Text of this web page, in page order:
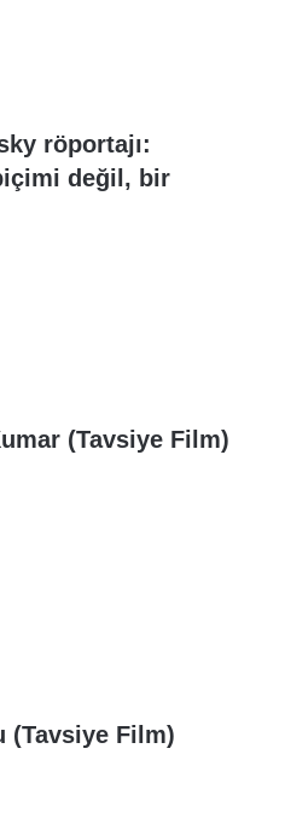
röportajı:
değil, bir
(Tavsiye Film)
(Tavsiye Film)